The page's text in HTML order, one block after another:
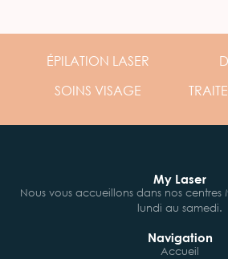
ÉPILATION LASER
SOINS VISAGE
My Laser
Nous vous accueillons dans nos centres
lundi au samedi.
Navigation
Accueil